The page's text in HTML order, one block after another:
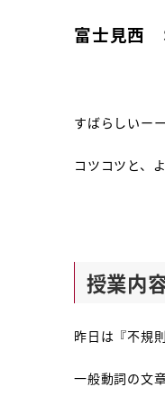
富士見西
すばらしいー
コツコツと、
授業内
昨日は『不規
一般動詞の文